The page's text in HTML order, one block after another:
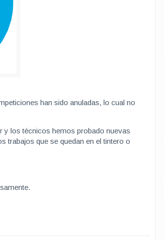
han sido anuladas, lo cual no
y los técnicos hemos probado nuevas
trabajos que se quedan en el tintero o